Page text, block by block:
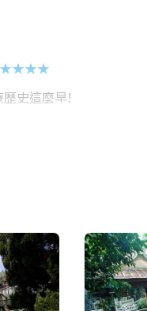
史這麼早!